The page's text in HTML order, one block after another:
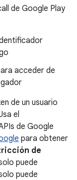
de Google Play
acceder de
de un usuario
el
de Google
para obtener
de
puede
puede